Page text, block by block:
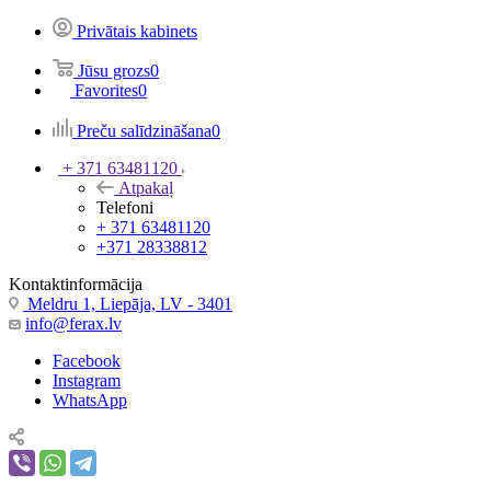
Privātais kabinets
Jūsu grozs0
Favorites0
Preču salīdzināšana0
+ 371 63481120
Atpakaļ
Telefoni
+ 371 63481120
+371 28338812
Kontaktinformācija
Meldru 1, Liepāja, LV - 3401
info@ferax.lv
Facebook
Instagram
WhatsApp